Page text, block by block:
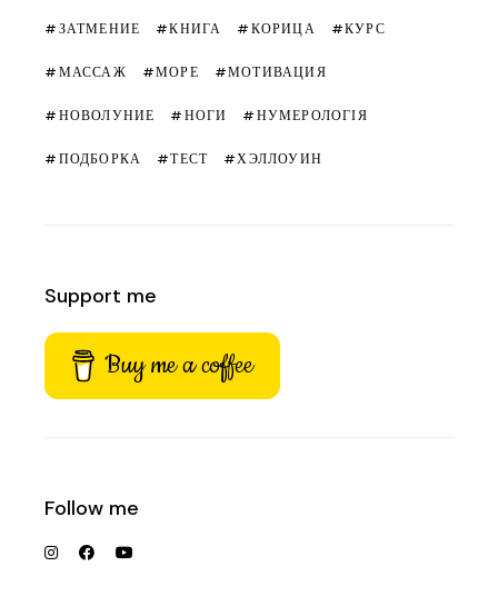
ЗАТМЕНИЕ КНИГА КОРИЦА КУРС
МАССАЖ МОРЕ МОТИВАЦИЯ
НОВОЛУНИЕ НОГИ НУМЕРОЛОГІЯ
ПОДБОРКА ТЕСТ ХЭЛЛОУИН
Support me
Buy me a coffee
Follow me